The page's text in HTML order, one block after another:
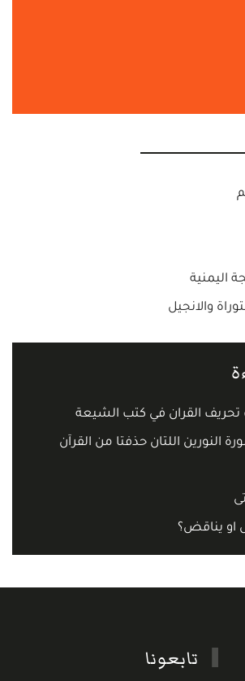
اليمنية
والانجيل
تحريف القران في كتب الشيعة
النورين اللتان حذفتا من القرآن
او يناقض؟
تابعونا